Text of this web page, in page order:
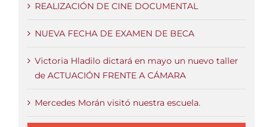
REALIZACIÓN DE CINE DOCUMENTAL
NUEVA FECHA DE EXAMEN DE BECA
Victoria Hladilo dictará en mayo un nuevo taller
de ACTUACIÓN FRENTE A CÁMARA
Mercedes Morán visitó nuestra escuela.